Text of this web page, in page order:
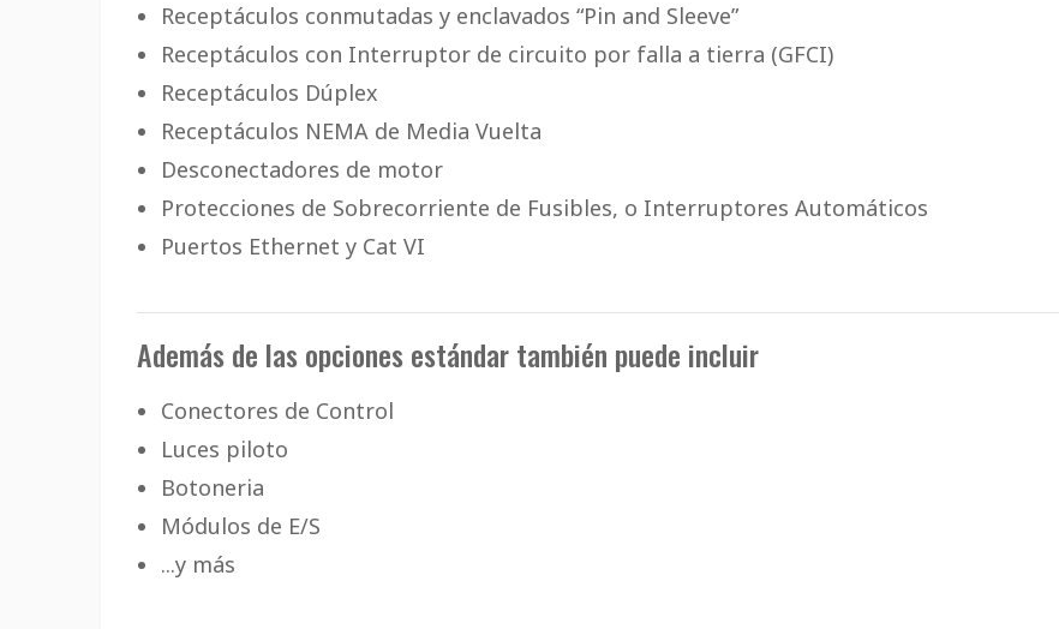
Receptáculos conmutadas y enclavados “Pin and Sleeve”
Receptáculos con Interruptor de circuito por falla a tierra (GFCI)
Receptáculos Dúplex
Receptáculos NEMA de Media Vuelta
Desconectadores de motor
Protecciones de Sobrecorriente de Fusibles, o Interruptores Automáticos
Puertos Ethernet y Cat VI
Además de las opciones estándar también puede incluir
Conectores de Control
Luces piloto
Botoneria
Módulos de E/S
...y más